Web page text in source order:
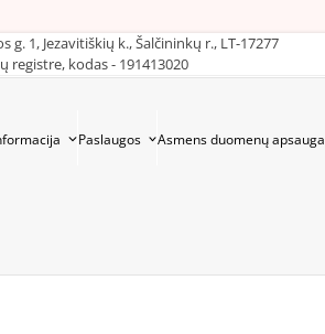
g. 1, Jezavitiškių k., Šalčininkų r., LT-17277
registre, kodas - 191413020
Paslaugos Asmens duomenų apsauga